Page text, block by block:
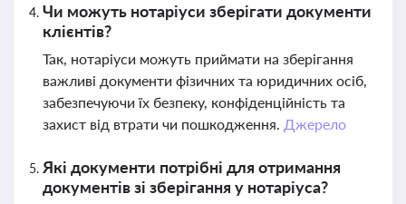
Чи можуть нотаріуси зберігати документи
клієнтів?
Так, нотаріуси можуть приймати на зберігання
важливі документи фізичних та юридичних осіб,
забезпечуючи їх безпеку, конфіденційність та
захист від втрати чи пошкодження. Джерело
Які документи потрібні для отримання
документів зі зберігання у нотаріуса?